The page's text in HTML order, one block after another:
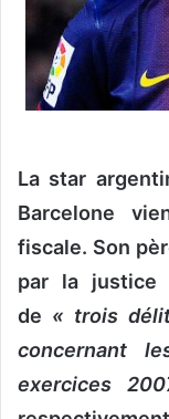
La star
Barcelone
fiscale. Son
par la justice
de « trois
concernant
exercices